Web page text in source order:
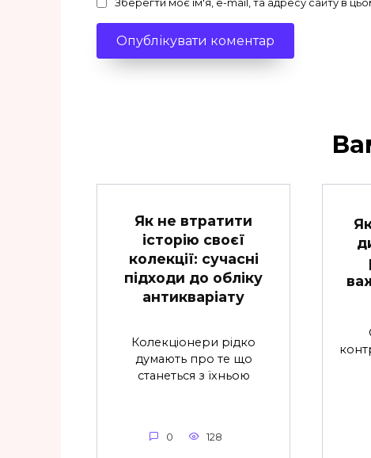
Зберегти моє ім'я, e-mail, та адресу сайту в
Як не втратити
історію своєї
колекції: сучасні
підходи до обліку
антикваріату
Колекціонери рідко
думають про те що
станеться з їхньою
0 128